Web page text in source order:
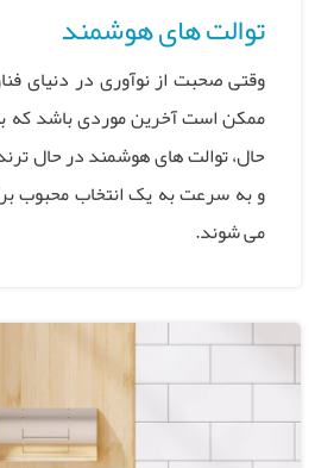
توالت های هوشمند
وقتی صحبت از نوآوری در دنیای
ممکن است آخرین موردی باشد که
حال، توالت های هوشمند در حال
و به سرعت به یک انتخاب محبوب
می شوند.